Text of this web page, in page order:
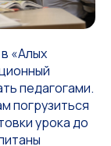
«Алых
педагогами.
погрузиться
урока до